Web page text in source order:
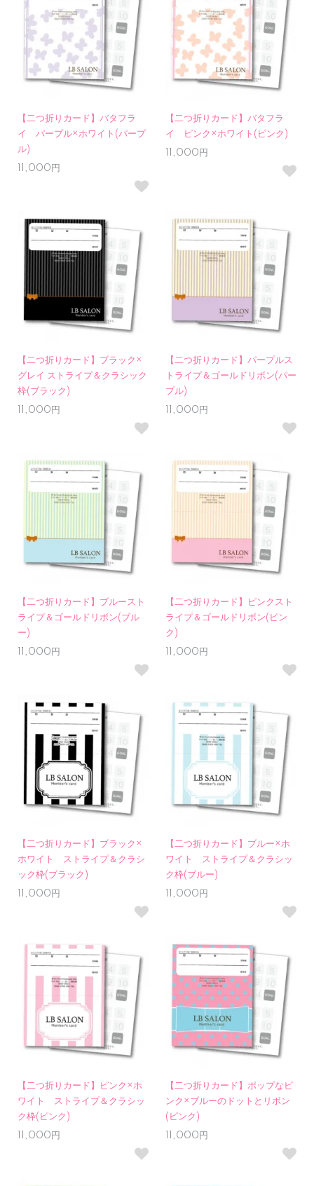
【二つ折りカード】バタフラ
イ パープル×ホワイト(パープ
ル)
11,000円
【二つ折りカード】バタフラ
イ ピンク×ホワイト(ピンク)
11,000円
【二つ折りカード】ブラック×
グレイ ストライプ＆クラシック
枠(ブラック)
11,000円
【二つ折りカード】パープルス
トライプ＆ゴールドリボン(パー
プル)
11,000円
【二つ折りカード】ブルースト
ライプ＆ゴールドリボン(ブル
ー)
11,000円
【二つ折りカード】ピンクスト
ライプ＆ゴールドリボン(ピン
ク)
11,000円
【二つ折りカード】ブラック×
ホワイト ストライプ＆クラシ
ック枠(ブラック)
11,000円
【二つ折りカード】ブルー×ホ
ワイト ストライプ＆クラシッ
ク枠(ブルー)
11,000円
【二つ折りカード】ピンク×ホ
ワイト ストライプ＆クラシッ
ク枠(ピンク)
11,000円
【二つ折りカード】ポップなピ
ンク×ブルーのドットとリボン
(ピンク)
11,000円